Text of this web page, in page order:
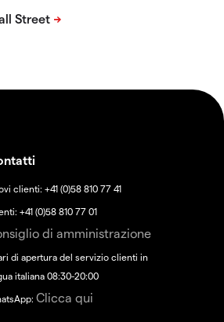
Street
clienti: +41 (0)58 810 77 41
+41 (0)58 810 77 01
di amministrazione
di apertura del servizio clienti in
italiana 08:30-20:00
Clicca qui